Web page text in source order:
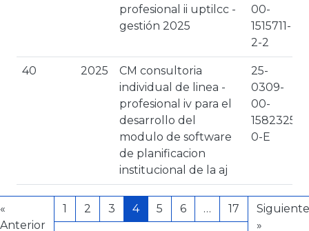
profesional ii uptilcc -
gestión 2025
00-
1515711-
2-2
40 2025
CM consultoria
individual de linea -
profesional iv para el
desarrollo del
modulo de software
de planificacion
institucional de la aj
25-
0309-
00-
1582325-
0-E
«
Anterior
1 2 3 4 5 6 … 17
Siguiente
»